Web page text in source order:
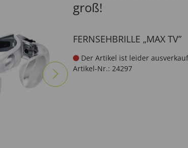
groß!
FERNSEHBRILLE „MAX TV”
Der Artikel ist leider
Artikel-Nr.: 24297